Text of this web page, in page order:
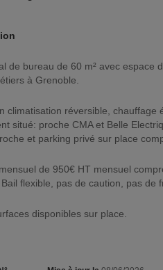
à Grenoble.
climatisation réversible, chauffage
situé: proche CMA et Belle
et parking privé sur place
de 950€ HT mensuel
flexible, pas de caution, pas de
disponibles sur place.